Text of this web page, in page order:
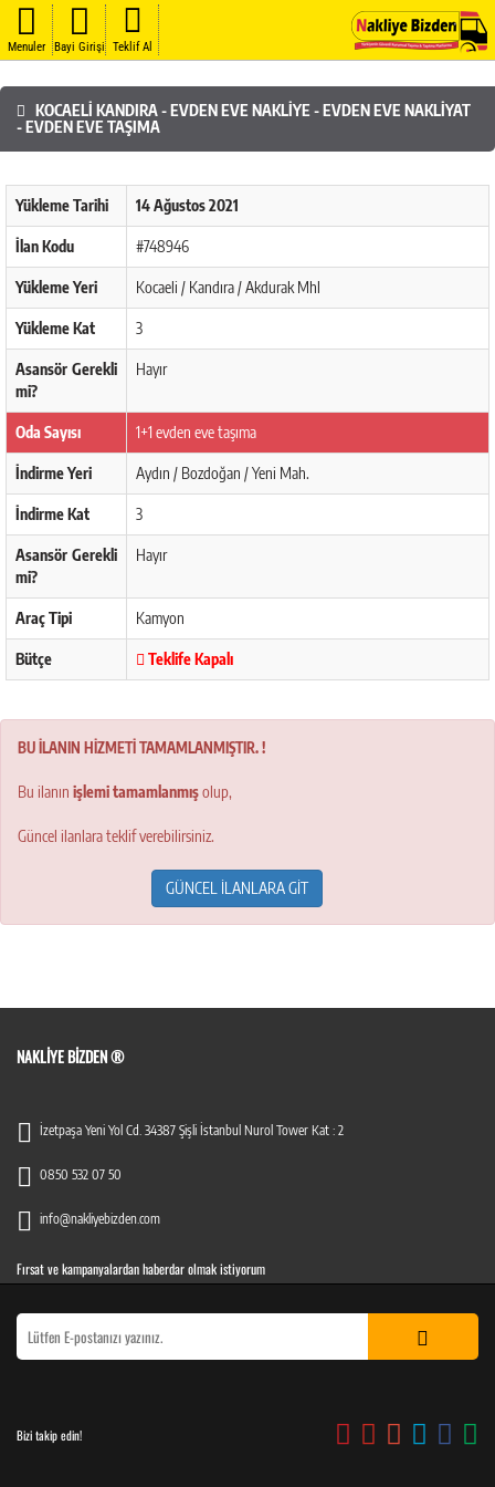
Menuler Bayi Girişi Teklif Al
KOCAELI KANDIRA - EVDEN EVE NAKLIYE - EVDEN EVE NAKLIYAT
- EVDEN EVE TAŞIMA
Yükleme Tarihi 14 Ağustos 2021
İlan Kodu #748946
Yükleme Yeri Kocaeli / Kandıra / Akdurak Mhl
Yükleme Kat 3
Asansör Gerekli
mi?
Hayır
Oda Sayısı 1+1 evden eve taşıma
İndirme Yeri Aydın / Bozdoğan / Yeni Mah.
İndirme Kat 3
Asansör Gerekli
mi?
Hayır
Araç Tipi Kamyon
Bütçe Teklife Kapalı
BU İLANIN HİZMETİ TAMAMLANMIŞTIR. !
Bu ilanın işlemi tamamlanmışolup,
Güncel ilanlara teklif verebilirsiniz.
GÜNCEL İLANLARA GİT
NAKLIYE BIZDEN ®
İzetpaşa Yeni Yol Cd. 34387 Şişli İstanbul Nurol Tower Kat : 2
0850 532 07 50
info@nakliyebizden.com
Fırsat ve kampanyalardan haberdar olmak istiyorum
Bizi takip edin!